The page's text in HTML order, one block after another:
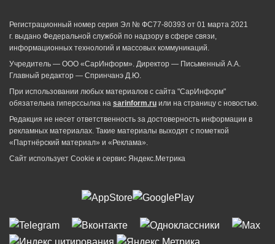
Регистрационный номер серия Эл № ФС77-80393 от 01 марта 2021
г. выдано Федеральной службой по надзору в сфере связи,
информационных технологий и массовых коммуникаций.
Учредитель — ООО «СарИнформ». Директор — Письменный А.А.
Главный редактор — Спринчанэ Д.Ю.
При использовании любых материалов с сайта "СарИнформ"
обязательна гиперссылка на sarinform.ru или на страницу с новостью.
Редакция не несет ответственность за достоверность информации в
рекламных материалах. Такие материалы выходят с пометкой
«Партнёрский материал» и «Реклама».
Сайт использует Cookie и сервиc Яндекс.Метрика